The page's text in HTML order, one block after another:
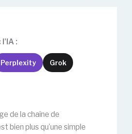
l'IA :
Perplexity Grok
de la chaîne de
bien plus qu’une simple